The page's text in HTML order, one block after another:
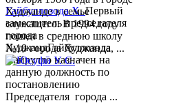
Гайбуллозода Х.Первый
заместитель председателя
города
ХуджандГайбуллозода
Хайрулло назначен на
данную должность по
постановлению
Председателя города ...
Худжанде в семье
служащего. В 1994 году
пошел в среднюю школу
№18 города Худжанда, ...